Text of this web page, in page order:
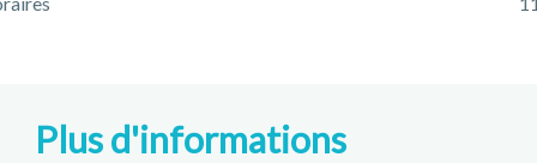
Plus d'informations